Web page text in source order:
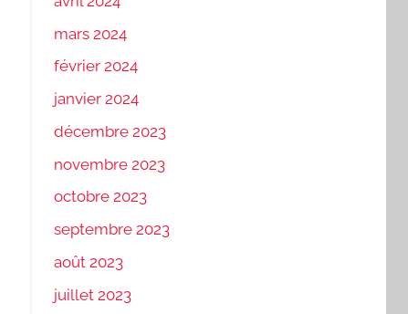
mars 2024
février 2024
janvier 2024
décembre 2023
novembre 2023
octobre 2023
septembre 2023
août 2023
juillet 2023